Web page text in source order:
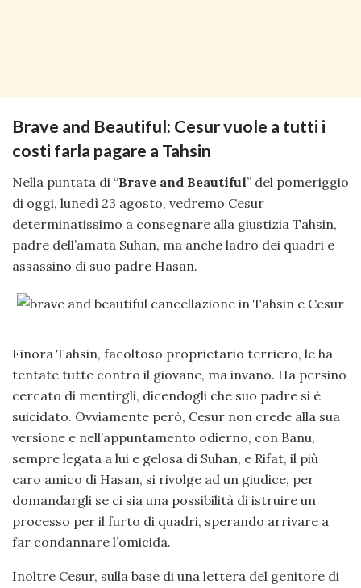
Brave and Beautiful: Cesur vuole a tutti i
costi farla pagare a Tahsin
Nella puntata di “Brave and Beautiful” del pomeriggio
di oggi, lunedì 23 agosto, vedremo Cesur
determinatissimo a consegnare alla giustizia Tahsin,
padre dell’amata Suhan, ma anche ladro dei quadri e
assassino di suo padre Hasan.
Finora Tahsin, facoltoso proprietario terriero, le ha
tentate tutte contro il giovane, ma invano. Ha persino
cercato di mentirgli, dicendogli che suo padre si è
suicidato. Ovviamente però, Cesur non crede alla sua
versione e nell’appuntamento odierno, con Banu,
sempre legata a lui e gelosa di Suhan, e Rifat, il più
caro amico di Hasan, si rivolge ad un giudice, per
domandargli se ci sia una possibilità di istruire un
processo per il furto di quadri, sperando arrivare a
far condannare l’omicida.
Inoltre Cesur, sulla base di una lettera del genitore di